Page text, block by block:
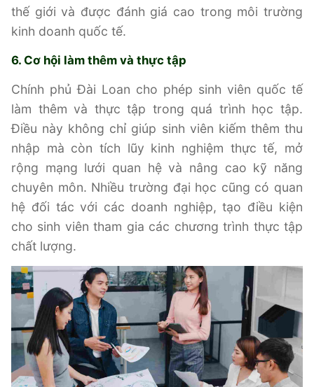
thế giới và được đánh giá cao trong môi trường
kinh doanh quốc tế.
6. Cơ hội làm thêm và thực tập
Chính phủ Đài Loan cho phép sinh viên quốc tế
làm thêm và thực tập trong quá trình học tập.
Điều này không chỉ giúp sinh viên kiếm thêm thu
nhập mà còn tích lũy kinh nghiệm thực tế, mở
rộng mạng lưới quan hệ và nâng cao kỹ năng
chuyên môn. Nhiều trường đại học cũng có quan
hệ đối tác với các doanh nghiệp, tạo điều kiện
cho sinh viên tham gia các chương trình thực tập
chất lượng.